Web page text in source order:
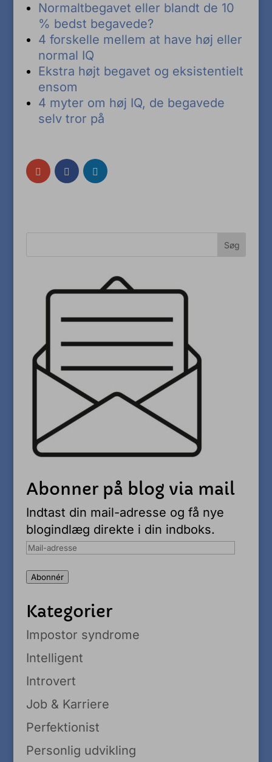
Normaltbegavet eller blandt de 10
% bedst begavede?
4 forskelle mellem at have høj eller
normal IQ
Ekstra højt begavet og eksistentielt
ensom
4 myter om høj IQ, de begavede
selv tror på
Abonner på blog via mail
Indtast din mail-adresse og få nye
blogindlæg direkte i din indboks.
Mail-
Abonnér
Kategorier
Impostor syndrome
Intelligent
Introvert
Job & Karriere
Perfektionist
Personlig udvikling